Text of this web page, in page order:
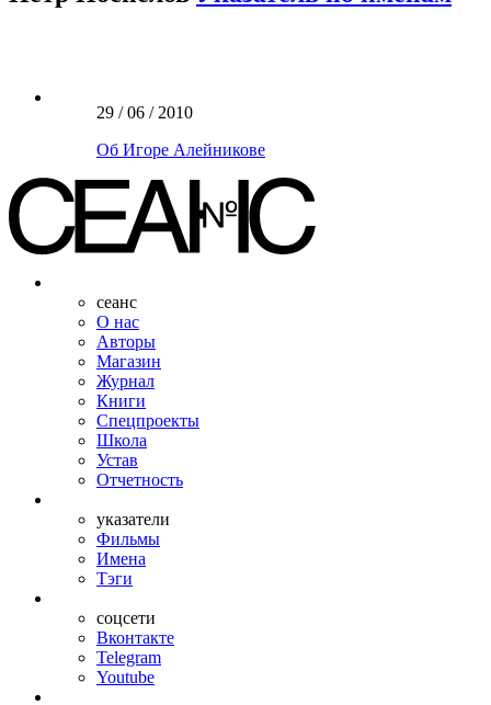
29 / 06 / 2010
Об Игоре Алейникове
сеанс
О нас
Авторы
Магазин
Журнал
Книги
Спецпроекты
Школа
Устав
Отчетность
указатели
Фильмы
Имена
Тэги
соцсети
Вконтакте
Telegram
Youtube